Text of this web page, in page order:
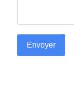
Envoyer